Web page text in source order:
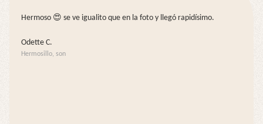
Hermoso 😍 se ve igualito que en la foto y llegó rapidísimo.
Odette C.
Hermosillo, son